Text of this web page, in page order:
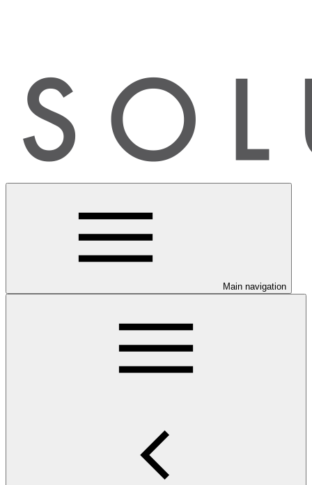
Main navigation